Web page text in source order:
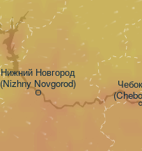
Нижний Новгород
(Nizhny Novgorod)